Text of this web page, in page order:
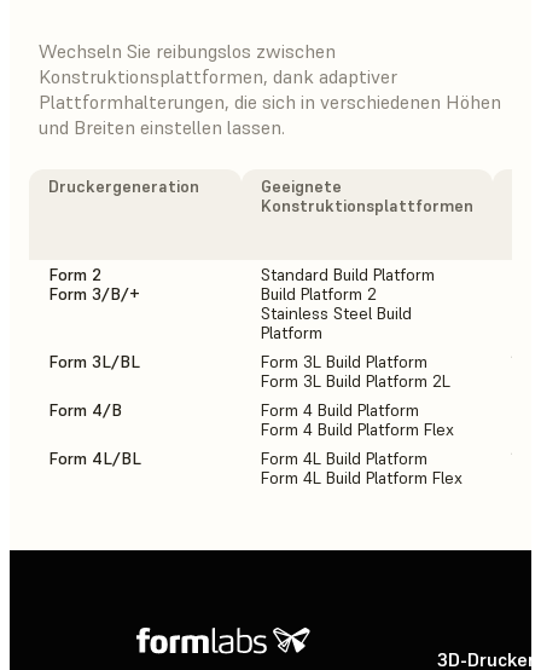
Wechseln Sie reibungslos zwischen
Konstruktionsplattformen, dank adaptiver
Plattformhalterungen, die sich in verschiedenen Höhen
und Breiten einstellen lassen.
Druckergeneration
Geeignete
Konstruktionsplattformen
Form 2
Form 3/B/+
Standard Build Platform
Build Platform 2
Stainless Steel Build
Platform
Form 3L/BL
Form 3L Build Platform
Form 3L Build Platform 2L
Form 4/B
Form 4 Build Platform
Form 4 Build Platform Flex
Form 4L/BL
Form 4L Build Platform
Form 4L Build Platform Flex
3D-Drucker